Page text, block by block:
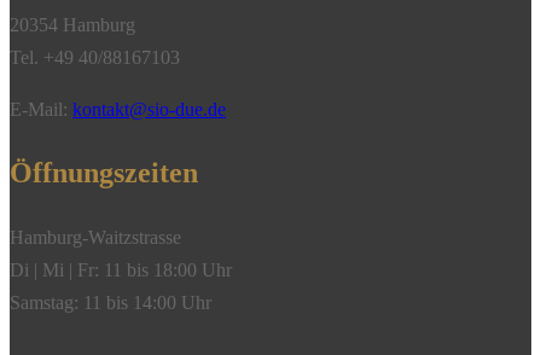
20354 Hamburg
Tel. +49 40/88167103
E-Mail: kontakt@sio-due.de
Öffnungszeiten
Hamburg-Waitzstrasse
Di | Mi | Fr: 11 bis 18:00 Uhr
Samstag: 11 bis 14:00 Uhr